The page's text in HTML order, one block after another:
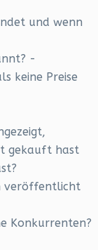
und wenn
-
keine Preise
gekauft hast
veröffentlicht
Konkurrenten?